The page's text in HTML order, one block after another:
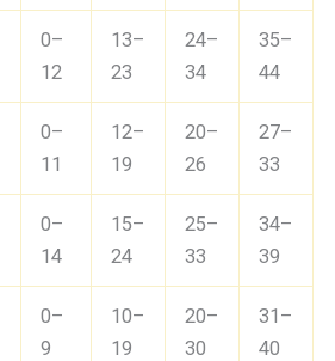
0–
12
13–
23
24–
34
35–
44
0–
11
12–
19
20–
26
27–
33
0–
14
15–
24
25–
33
34–
39
0–
9
10–
19
20–
30
31–
40